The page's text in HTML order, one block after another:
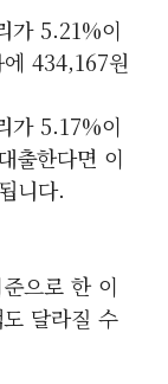
가 5.21%이
434,167원
가 5.17%이
출한다면 이
니다.
으로 한 이
달라질 수